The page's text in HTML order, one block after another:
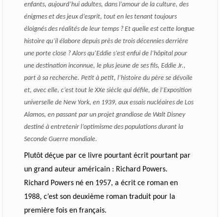
enfants, aujourd’hui adultes, dans l’amour de la culture, des
énigmes et des jeux d’esprit, tout en les tenant toujours
éloignés des réalités de leur temps ? Et quelle est cette longue
histoire qu’il élabore depuis près de trois décennies derrière
une porte close ? Alors qu’Eddie s’est enfui de l’hôpital pour
une destination inconnue, le plus jeune de ses fils, Eddie Jr.,
part à sa recherche. Petit à petit, l’histoire du père se dévoile
et, avec elle, c’est tout le XXe siècle qui défile, de l’Exposition
universelle de New York, en 1939, aux essais nucléaires de Los
Alamos, en passant par un projet grandiose de Walt Disney
destiné à entretenir l’optimisme des populations durant la
Seconde Guerre mondiale.
Plutôt déçue par ce livre pourtant écrit pourtant par
un grand auteur américain : Richard Powers.
Richard Powers né en 1957, a écrit ce roman en
1988, c’est son deuxième roman traduit pour la
première fois en français.